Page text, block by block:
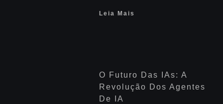
Leia Mais
O Futuro Das IAs: A
Revolução Dos Agentes
De IA